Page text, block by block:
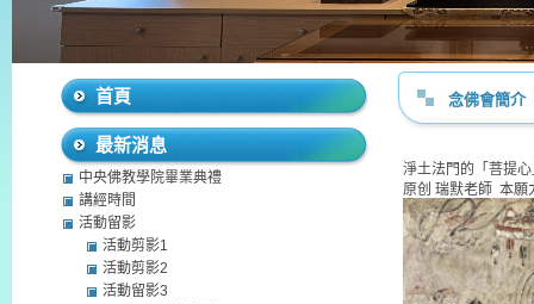
念佛會簡介
淨土法門的「菩提
原创 瑞默老師 本
首頁
最新消息
中央佛教學院畢業典禮
講經時間
活動留影
活動剪影1
活動剪影2
活動留影3